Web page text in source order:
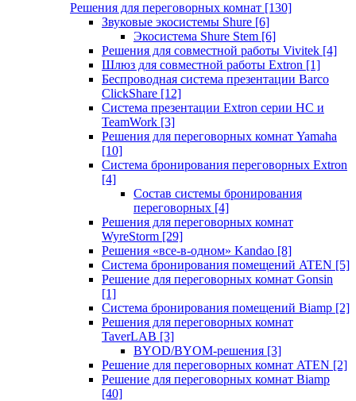
Решения для переговорных комнат [130]
Звуковые экосистемы Shure [6]
Экосистема Shure Stem [6]
Решения для совместной работы Vivitek [4]
Шлюз для совместной работы Extron [1]
Беспроводная система презентации Barco
ClickShare [12]
Система презентации Extron серии HC и
TeamWork [3]
Решения для переговорных комнат Yamaha
[10]
Система бронирования переговорных Extron
[4]
Состав системы бронирования
переговорных [4]
Решения для переговорных комнат
WyreStorm [29]
Решения «все-в-одном» Kandao [8]
Система бронирования помещений ATEN [5]
Решение для переговорных комнат Gonsin
[1]
Система бронирования помещений Biamp [2]
Решения для переговорных комнат
TaverLAB [3]
BYOD/BYOM-решения [3]
Решение для переговорных комнат ATEN [2]
Решение для переговорных комнат Biamp
[40]